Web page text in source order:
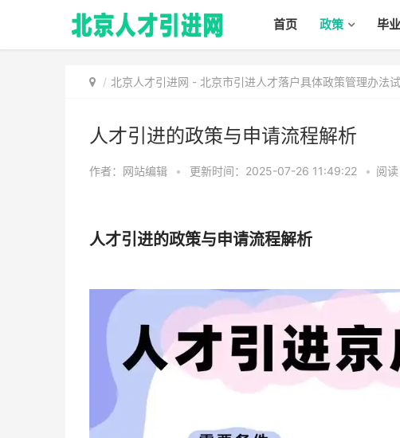
首页 政策 毕业
北京人才引进网 - 北京市引进人才落户具体政策管理办法
人才引进的政策与申请流程解析
作者：网站编辑 • 更新时间：2025-07-26 11:49:22 • 阅
人才引进的政策与申请流程解析